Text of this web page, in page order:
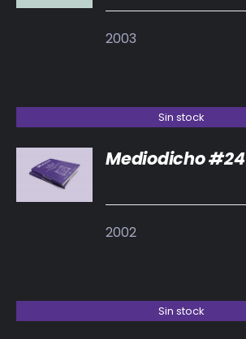
2003
Sin stock
DETALLES
Mediodicho #24
2002
Sin stock